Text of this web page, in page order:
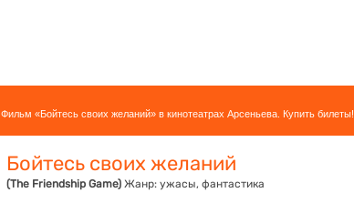
Фильм «Бойтесь своих желаний» в кинотеатрах Арсеньева. Купить билеты!
Бойтесь своих желаний
(The Friendship Game) Жанр: ужасы, фантастика